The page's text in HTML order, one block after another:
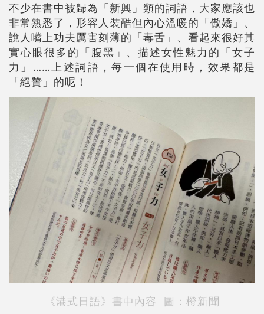
不少在書中被歸為「新興」類的詞語，大家應該也
非常熟悉了，形容人裝酷但內心溫暖的「傲嬌」、
說人嘴上功夫厲害刻薄的「毒舌」、看起來很好其
實心眼很多的「腹黑」、描述女性魅力的「女子
力」……上述詞語，每一個在使用時，效果都是
「絕贊」的呢！
《港式日語》書中內容 圖：橙新聞